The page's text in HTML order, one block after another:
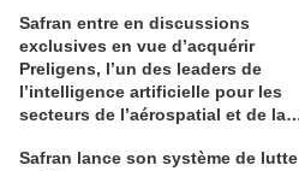
Safran entre en discussions
exclusives en vue d’acquérir
Preligens, l’un des leaders de
l’intelligence artificielle pour les
secteurs de l’aérospatial et de la
Safran lance son système de lutte